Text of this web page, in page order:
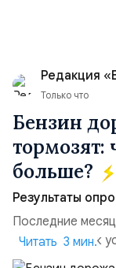
Редакция
Только что
Бензин
тормозят:
больше?
Результаты
Последние
адаптируется к
стороны,
Читать 3 мин.